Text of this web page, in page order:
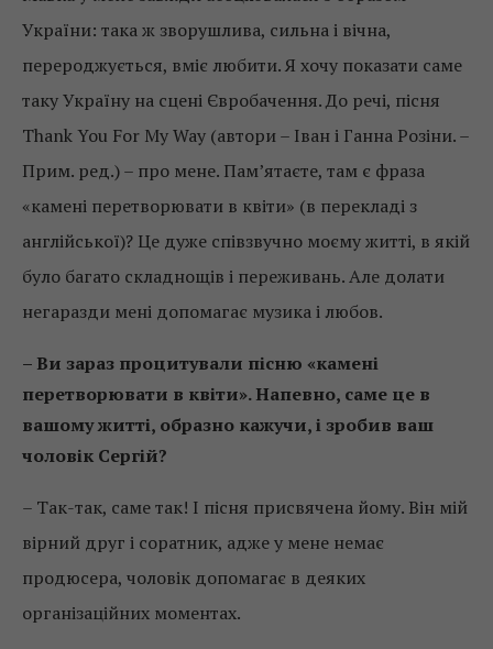
України: така ж зворушлива, сильна і вічна,
перероджується, вміє любити. Я хочу показати саме
таку Україну на сцені Євробачення. До речі, пісня
Thank You For My Way (автори – Іван і Ганна Розіни. –
Прим. ред.) – про мене. Пам’ятаєте, там є фраза
«камені перетворювати в квіти» (в перекладі з
англійської)? Це дуже співзвучно моєму житті, в якій
було багато складнощів і переживань. Але долати
негаразди мені допомагає музика і любов.
– Ви зараз процитували пісню «камені
перетворювати в квіти». Напевно, саме це в
вашому житті, образно кажучи, і зробив ваш
чоловік Сергій?
– Так-так, саме так! І пісня присвячена йому. Він мій
вірний друг і соратник, адже у мене немає
продюсера, чоловік допомагає в деяких
організаційних моментах.